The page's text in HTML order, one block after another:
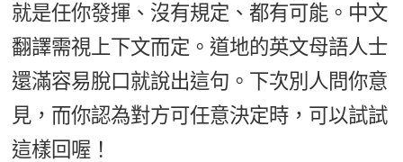
就是任你發揮、沒有規定、都有可能。中文
翻譯需視上下文而定。道地的英文母語人士
還滿容易脫口就說出這句。下次別人問你意
見，而你認為對方可任意決定時，可以試試
這樣回喔！